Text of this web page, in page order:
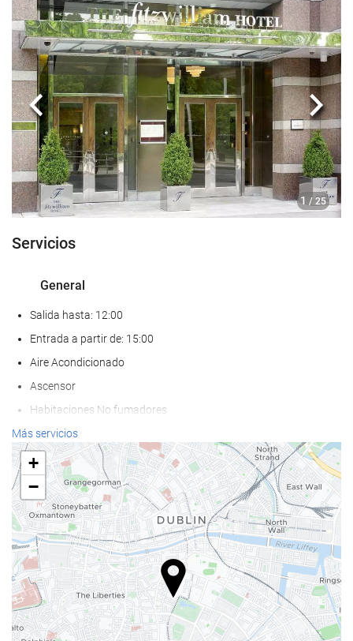
1 / 25
Anterior
Servicios
General
Salida hasta: 12:00
Entrada a partir de: 15:00
Aire Acondicionado
Ascensor
Habitaciones No fumadores
Zona de fumadores
No admite mascotas
Servicios de recepción
Guardaequipaje
Caja fuerte
Cambio de divisa
Información turística
Más servicios
+
−